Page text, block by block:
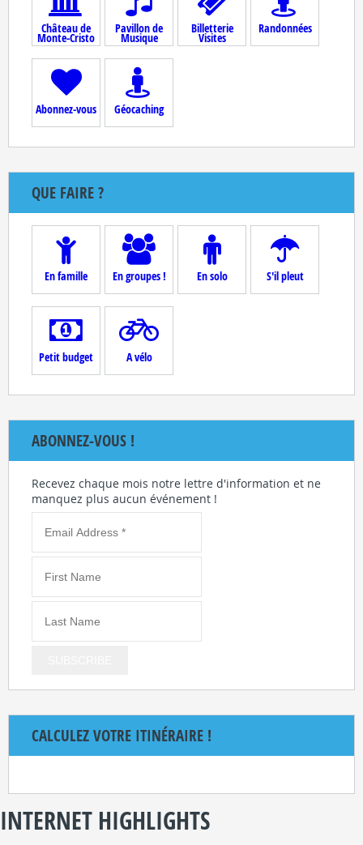
Château de
Monte-Cristo
Pavillon de
Musique
Billetterie
Visites
Randonnées
Abonnez-vous Géocaching
QUE FAIRE ?
En famille En groupes ! En solo S'il pleut
Petit budget A vélo
ABONNEZ-VOUS !
Recevez chaque mois notre lettre d'information et ne
manquez plus aucun événement !
CALCULEZ VOTRE ITINÉRAIRE !
INTERNET HIGHLIGHTS